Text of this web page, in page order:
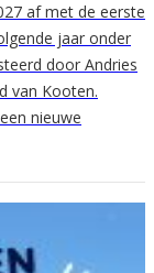
af met de eerste
jaar onder
door Andries
van Kooten.
nieuwe